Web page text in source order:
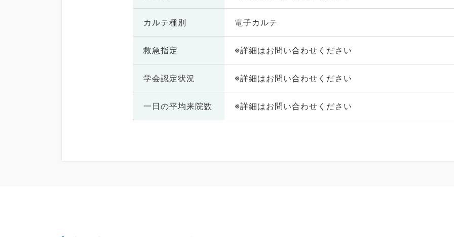
カルテ種別 電子カルテ
救急指定 ※詳細はお問い合わせください
学会認定状況 ※詳細はお問い合わせください
一日の平均来院数 ※詳細はお問い合わせください